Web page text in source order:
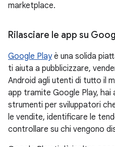
marketplace.
Rilasciare le app su
Google Playè una solida
ti aiuta a pubblicizzare,
Android agli utenti di tutto il
app tramite Google Play, hai
strumenti per sviluppatori
le vendite, identificare le
controllare su chi vengono